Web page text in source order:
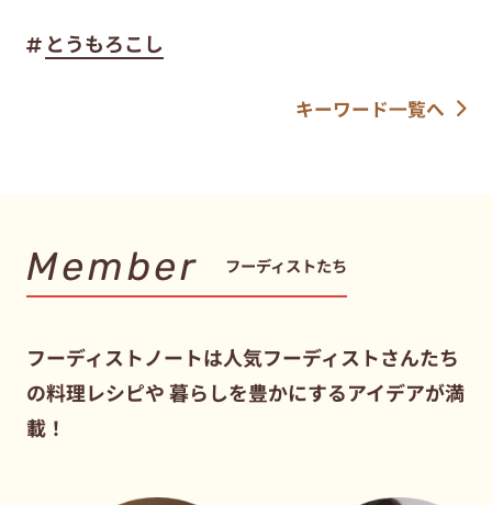
とうもろこし
キーワード一覧へ
Member フーディストたち
フーディストノートは人気フーディストさんたち
の料理レシピや暮らしを豊かにするアイデアが満
載！